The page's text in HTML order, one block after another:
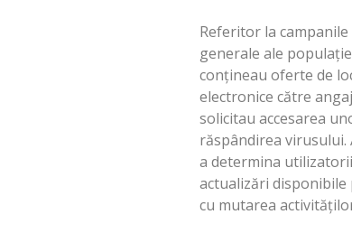
Referitor la
generale ale
conțineau oferte de
electronice către
solicitau accesarea
răspândirea
a determina
actualizări disponibile
cu mutarea